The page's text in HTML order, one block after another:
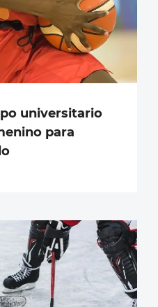
universitario
para